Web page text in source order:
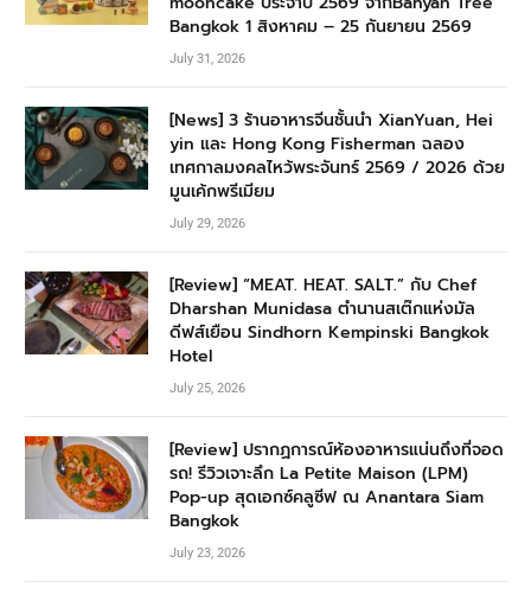
Bangkok 1 สิงหาคม – 25 กันยายน 2569
July 31, 2026
[News] 3 ร้านอาหารจีนชั้นนำ XianYuan, Hei
yin และ Hong Kong Fisherman ฉลอง
เทศกาลมงคลไหว้พระจันทร์ 2569 / 2026 ด้วย
มูนเค้กพรีเมียม
July 29, 2026
[Review] “MEAT. HEAT. SALT.” กับ Chef
Dharshan Munidasa ตำนานสเต๊กแห่งมัล
ดีฟส์เยือน Sindhorn Kempinski Bangkok
Hotel
July 25, 2026
[Review] ปรากฏการณ์ห้องอาหารแน่นถึงที่จอด
รถ! รีวิวเจาะลึก La Petite Maison (LPM)
Pop-up สุดเอกซ์คลูซีฟ ณ Anantara Siam
Bangkok
July 23, 2026